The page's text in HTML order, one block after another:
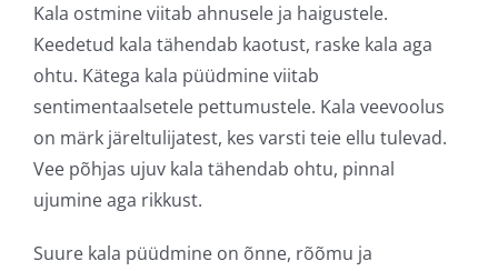
Kala ostmine viitab ahnusele ja haigustele.
Keedetud kala tähendab kaotust, raske kala aga
ohtu. Kätega kala püüdmine viitab
sentimentaalsetele pettumustele. Kala veevoolus
on märk järeltulijatest, kes varsti teie ellu tulevad.
Vee põhjas ujuv kala tähendab ohtu, pinnal
ujumine aga rikkust.
Suure kala püüdmine on õnne, rõõmu ja